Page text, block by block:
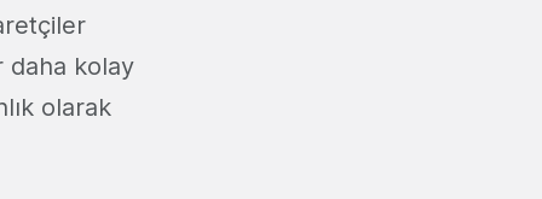
daha kolay
olarak